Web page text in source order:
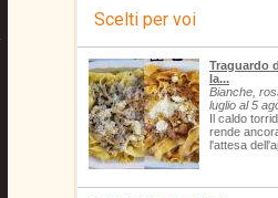
Scelti per voi
Traguardo
la...
Bianche,
luglio al 5
Il caldo
rende
l'attesa